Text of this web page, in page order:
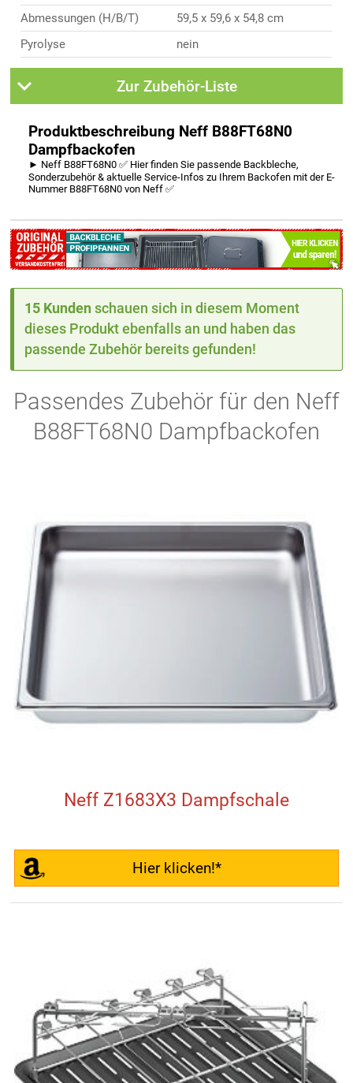
Abmessungen (H/B/T)
59,5 x 59,6 x 54,8 cm
Pyrolyse
nein
Zur Zubehör-Liste
Produktbeschreibung Neff B88FT68N0
Dampfbackofen
► Neff B88FT68N0 ✅ Hier finden Sie passende Backbleche,
Sonderzubehör & aktuelle Service-Infos zu Ihrem Backofen mit der E-
Nummer B88FT68N0 von Neff ✅
15 Kunden schauen sich in diesem Moment
dieses Produkt ebenfalls an und haben das
passende Zubehör bereits gefunden!
Passendes Zubehör für den Neff
B88FT68N0 Dampfbackofen
Neff Z1683X3 Dampfschale
Hier klicken!*